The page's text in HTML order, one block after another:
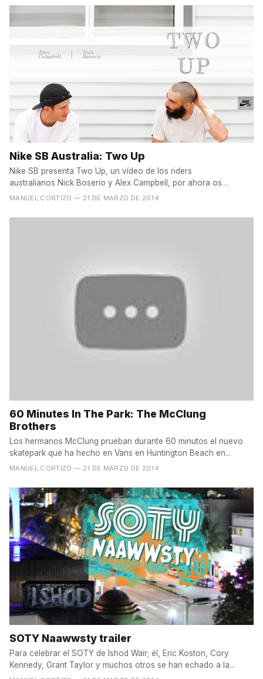
Nike SB Australia: Two Up
Nike SB presenta Two Up, un vídeo de los riders
australianos Nick Boserio y Alex Campbell, por ahora os
dejamos con el...
MANUEL CORTIZO — 21 DE MARZO DE 2014
60 Minutes In The Park: The McClung
Brothers
Los hermanos McClung prueban durante 60 minutos el nuevo
skatepark que ha hecho en Vans en Huntington Beach en...
MANUEL CORTIZO — 21 DE MARZO DE 2014
SOTY Naawwsty trailer
Para celebrar el SOTY de Ishod Wair; él, Eric Koston, Cory
Kennedy, Grant Taylor y muchos otros se han echado a la...